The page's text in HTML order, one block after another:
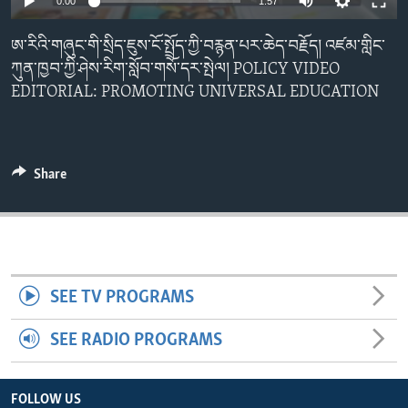
ENVIRONMENT AND HEALTH
IDEALS AND INSTITUTIONS
ཨ་རིའི་གཞུང་གི་སྲིད་ཇུས་ངོ་སྤྲོད་ཀྱི་བརྙན་པར་ཆེད་བརྗོད། འཛམ་གླིང་
ཀུན་ཁྱབ་ཀྱི་ཤེས་རིག་སློབ་གསོ་དར་སྤེལ། POLICY VIDEO
EDITORIAL: PROMOTING UNIVERSAL EDUCATION
Share
SEE TV PROGRAMS
SEE RADIO PROGRAMS
FOLLOW US